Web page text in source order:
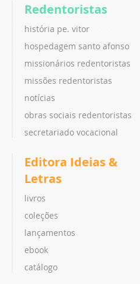
Redentoristas
história pe. vitor
hospedagem santo afonso
missionários redentoristas
missões redentoristas
notícias
obras sociais redentoristas
secretariado vocacional
Editora Ideias &
Letras
livros
coleções
lançamentos
ebook
catálogo